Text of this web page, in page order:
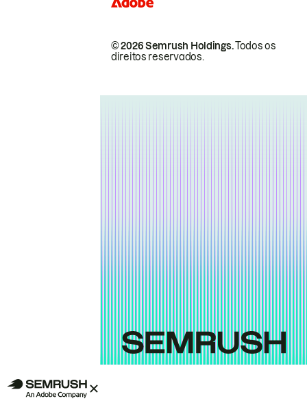
© 2026 Semrush Holdings.Todos os
direitos reservados.